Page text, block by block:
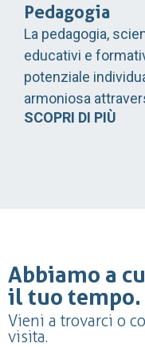
Pedagogia
La pedagogia,
educativi e
potenziale
armoniosa
SCOPRI DI PIÙ
Abbiamo a
il tuo tempo.
Vieni a trovarci o
visita.